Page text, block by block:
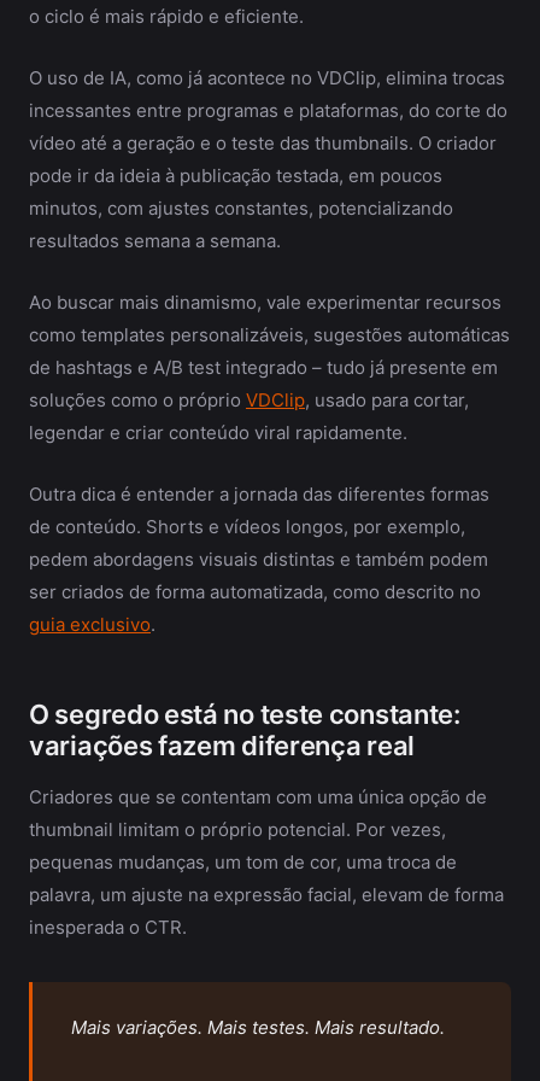
o ciclo é mais rápido e eficiente.
O uso de IA, como já acontece no VDClip, elimina trocas
incessantes entre programas e plataformas, do corte do
vídeo até a geração e o teste das thumbnails. O criador
pode ir da ideia à publicação testada, em poucos
minutos, com ajustes constantes, potencializando
resultados semana a semana.
Ao buscar mais dinamismo, vale experimentar recursos
como templates personalizáveis, sugestões automáticas
de hashtags e A/B test integrado – tudo já presente em
soluções como o próprio VDClip, usado para cortar,
legendar e criar conteúdo viral rapidamente.
Outra dica é entender a jornada das diferentes formas
de conteúdo. Shorts e vídeos longos, por exemplo,
pedem abordagens visuais distintas e também podem
ser criados de forma automatizada, como descrito no
guia exclusivo.
O segredo está no teste constante:
variações fazem diferença real
Criadores que se contentam com uma única opção de
thumbnail limitam o próprio potencial. Por vezes,
pequenas mudanças, um tom de cor, uma troca de
palavra, um ajuste na expressão facial, elevam de forma
inesperada o CTR.
Mais variações. Mais testes. Mais resultado.